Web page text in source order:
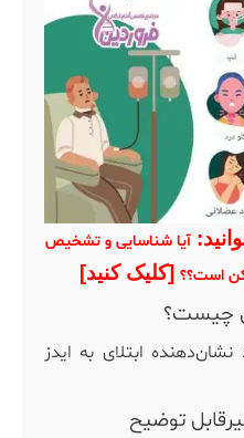
آیا شناسایی و تشخیص
است؟؟ [کلیک کنید]
چیست؟
ابتلای به ایدز